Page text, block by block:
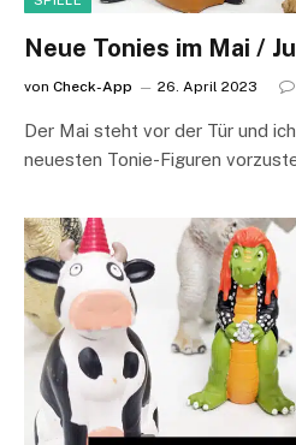
Neue Tonies im Mai /
von Check-App 26. April 2023
Der Mai steht vor der Tür und
neuesten Tonie-Figuren